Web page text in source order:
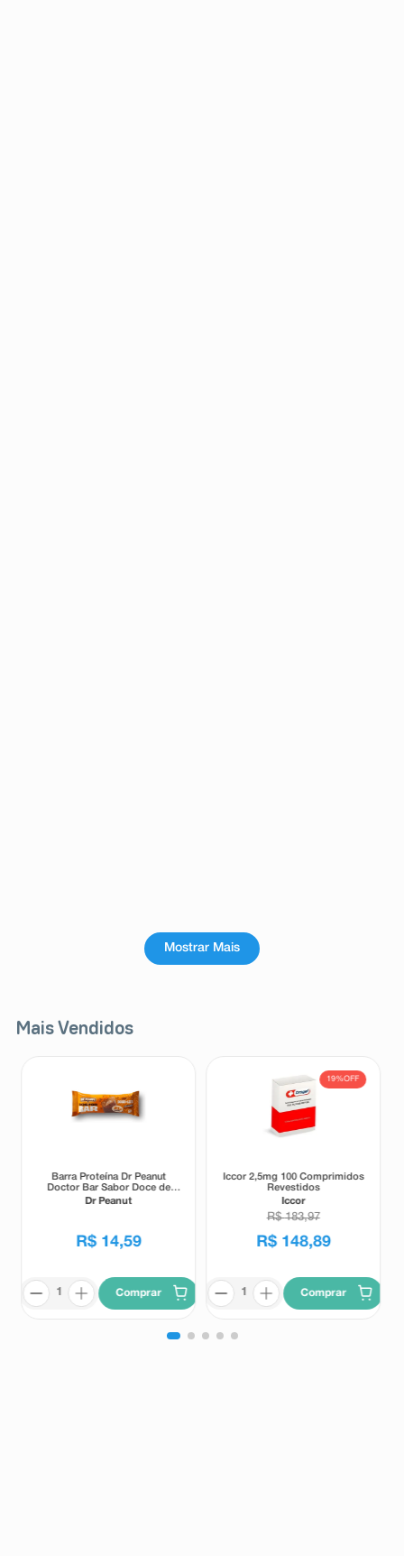
Mostrar Mais
Mais Vendidos
Barra Proteína Dr Peanut
Doctor Bar Sabor Doce de
Leite 62g
Dr Peanut
R$ 14,59
Comprar
19%OFF
Iccor 2,5mg 100 Comprimidos
Revestidos
Iccor
R$ 183,97
R$ 148,89
Comprar